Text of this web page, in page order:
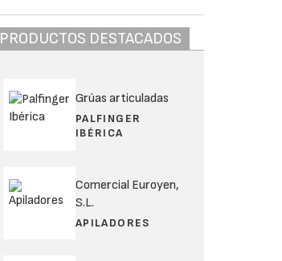
PRODUCTOS DESTACADOS
Grúas articuladas
PALFINGER
IBÉRICA
Comercial Euroyen,
S.L.
APILADORES